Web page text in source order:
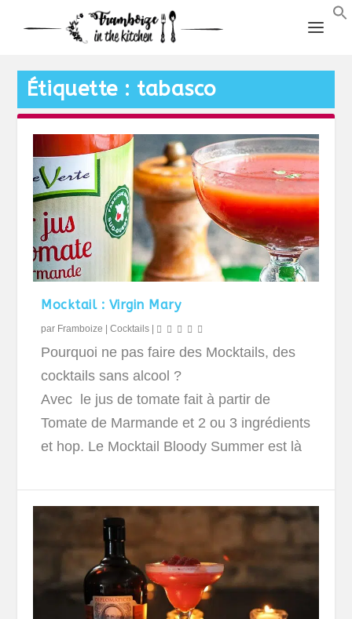
Étiquette : tabasco
Mocktail : Virgin Mary
par Framboize |Cocktails |
Pourquoi ne pas faire des Mocktails, des
cocktails sans alcool ?
Avec le jus de tomate fait à partir de
Tomate de Marmande et 2 ou 3 ingrédients
et hop. Le Mocktail Bloody Summer est là